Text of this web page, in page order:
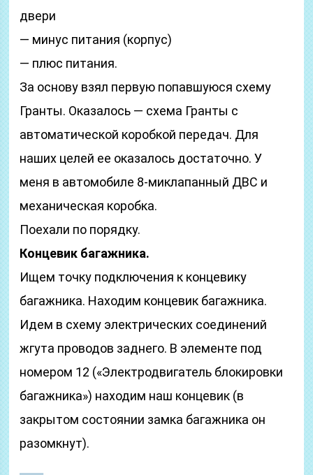
двери
— минус питания (корпус)
— плюс питания.
За основу взял первую попавшуюся схему
Гранты. Оказалось — схема Гранты с
автоматической коробкой передач. Для
наших целей ее оказалось достаточно. У
меня в автомобиле 8-миклапанный ДВС и
механическая коробка.
Поехали по порядку.
Концевик багажника.
Ищем точку подключения к концевику
багажника. Находим концевик багажника.
Идем в схему электрических соединений
жгута проводов заднего. В элементе под
номером 12 («Электродвигатель блокировки
багажника») находим наш концевик (в
закрытом состоянии замка багажника он
разомкнут).